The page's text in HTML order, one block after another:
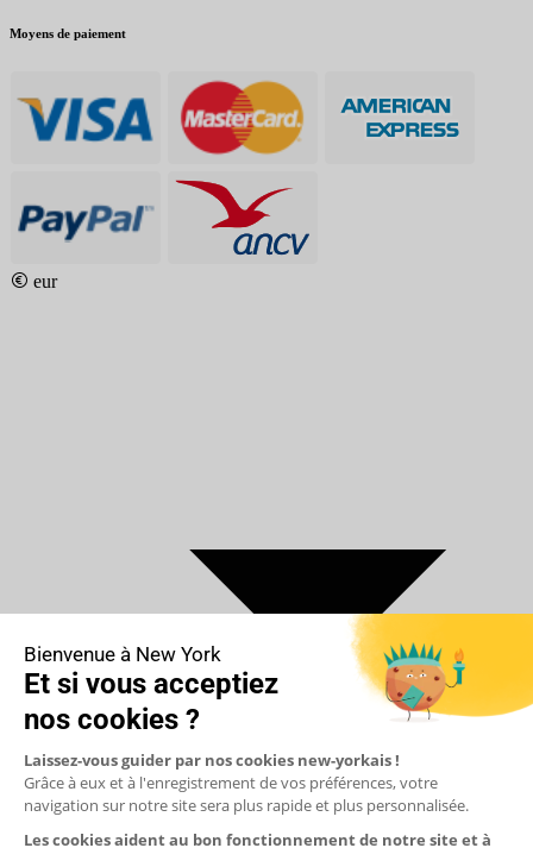
Moyens de paiement
eur
€ Euro